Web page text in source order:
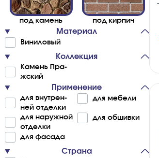
под ка­ме­нь под ки­р­пич
Материал
Ви­ни­ло­вый
Коллекция
Ка­ме­нь Пра­
жский
Применение
для вну­т­ре­н­
ней от­де­лки
для ме­бе­ли
для на­ру­ж­ной
от­де­лки
для об­ши­в­ки
для фа­са­да
Страна